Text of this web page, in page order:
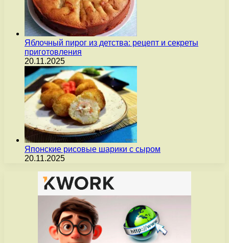
Яблочный пирог из детства: рецепт и секреты
приготовления
20.11.2025
Японские рисовые шарики с сыром
20.11.2025